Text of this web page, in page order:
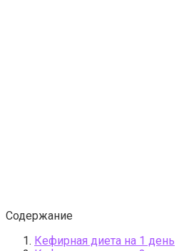
Содержание
Кефирная диета на 1 день